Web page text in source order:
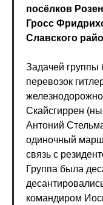
посёлков
Гросс
Славского
Задачей группы
перевозок
Скайсгиррен
Антоний
одиночный
связь с
Группа была
командиром